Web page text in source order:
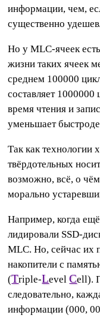
информации, чем,
существенно
Но у MLC-ячеек
жизни таких ячеек
среднем 100000
составляет 1000000
время чтения и
уменьшает
Так как технологии
твёрдотельных
возможно, всё, о
морально
Например, когда ещё
лидировали SSD-
MLC. Но, сейчас их
накопители с
(Triple-LevelCell).
следовательно,
информации (000,